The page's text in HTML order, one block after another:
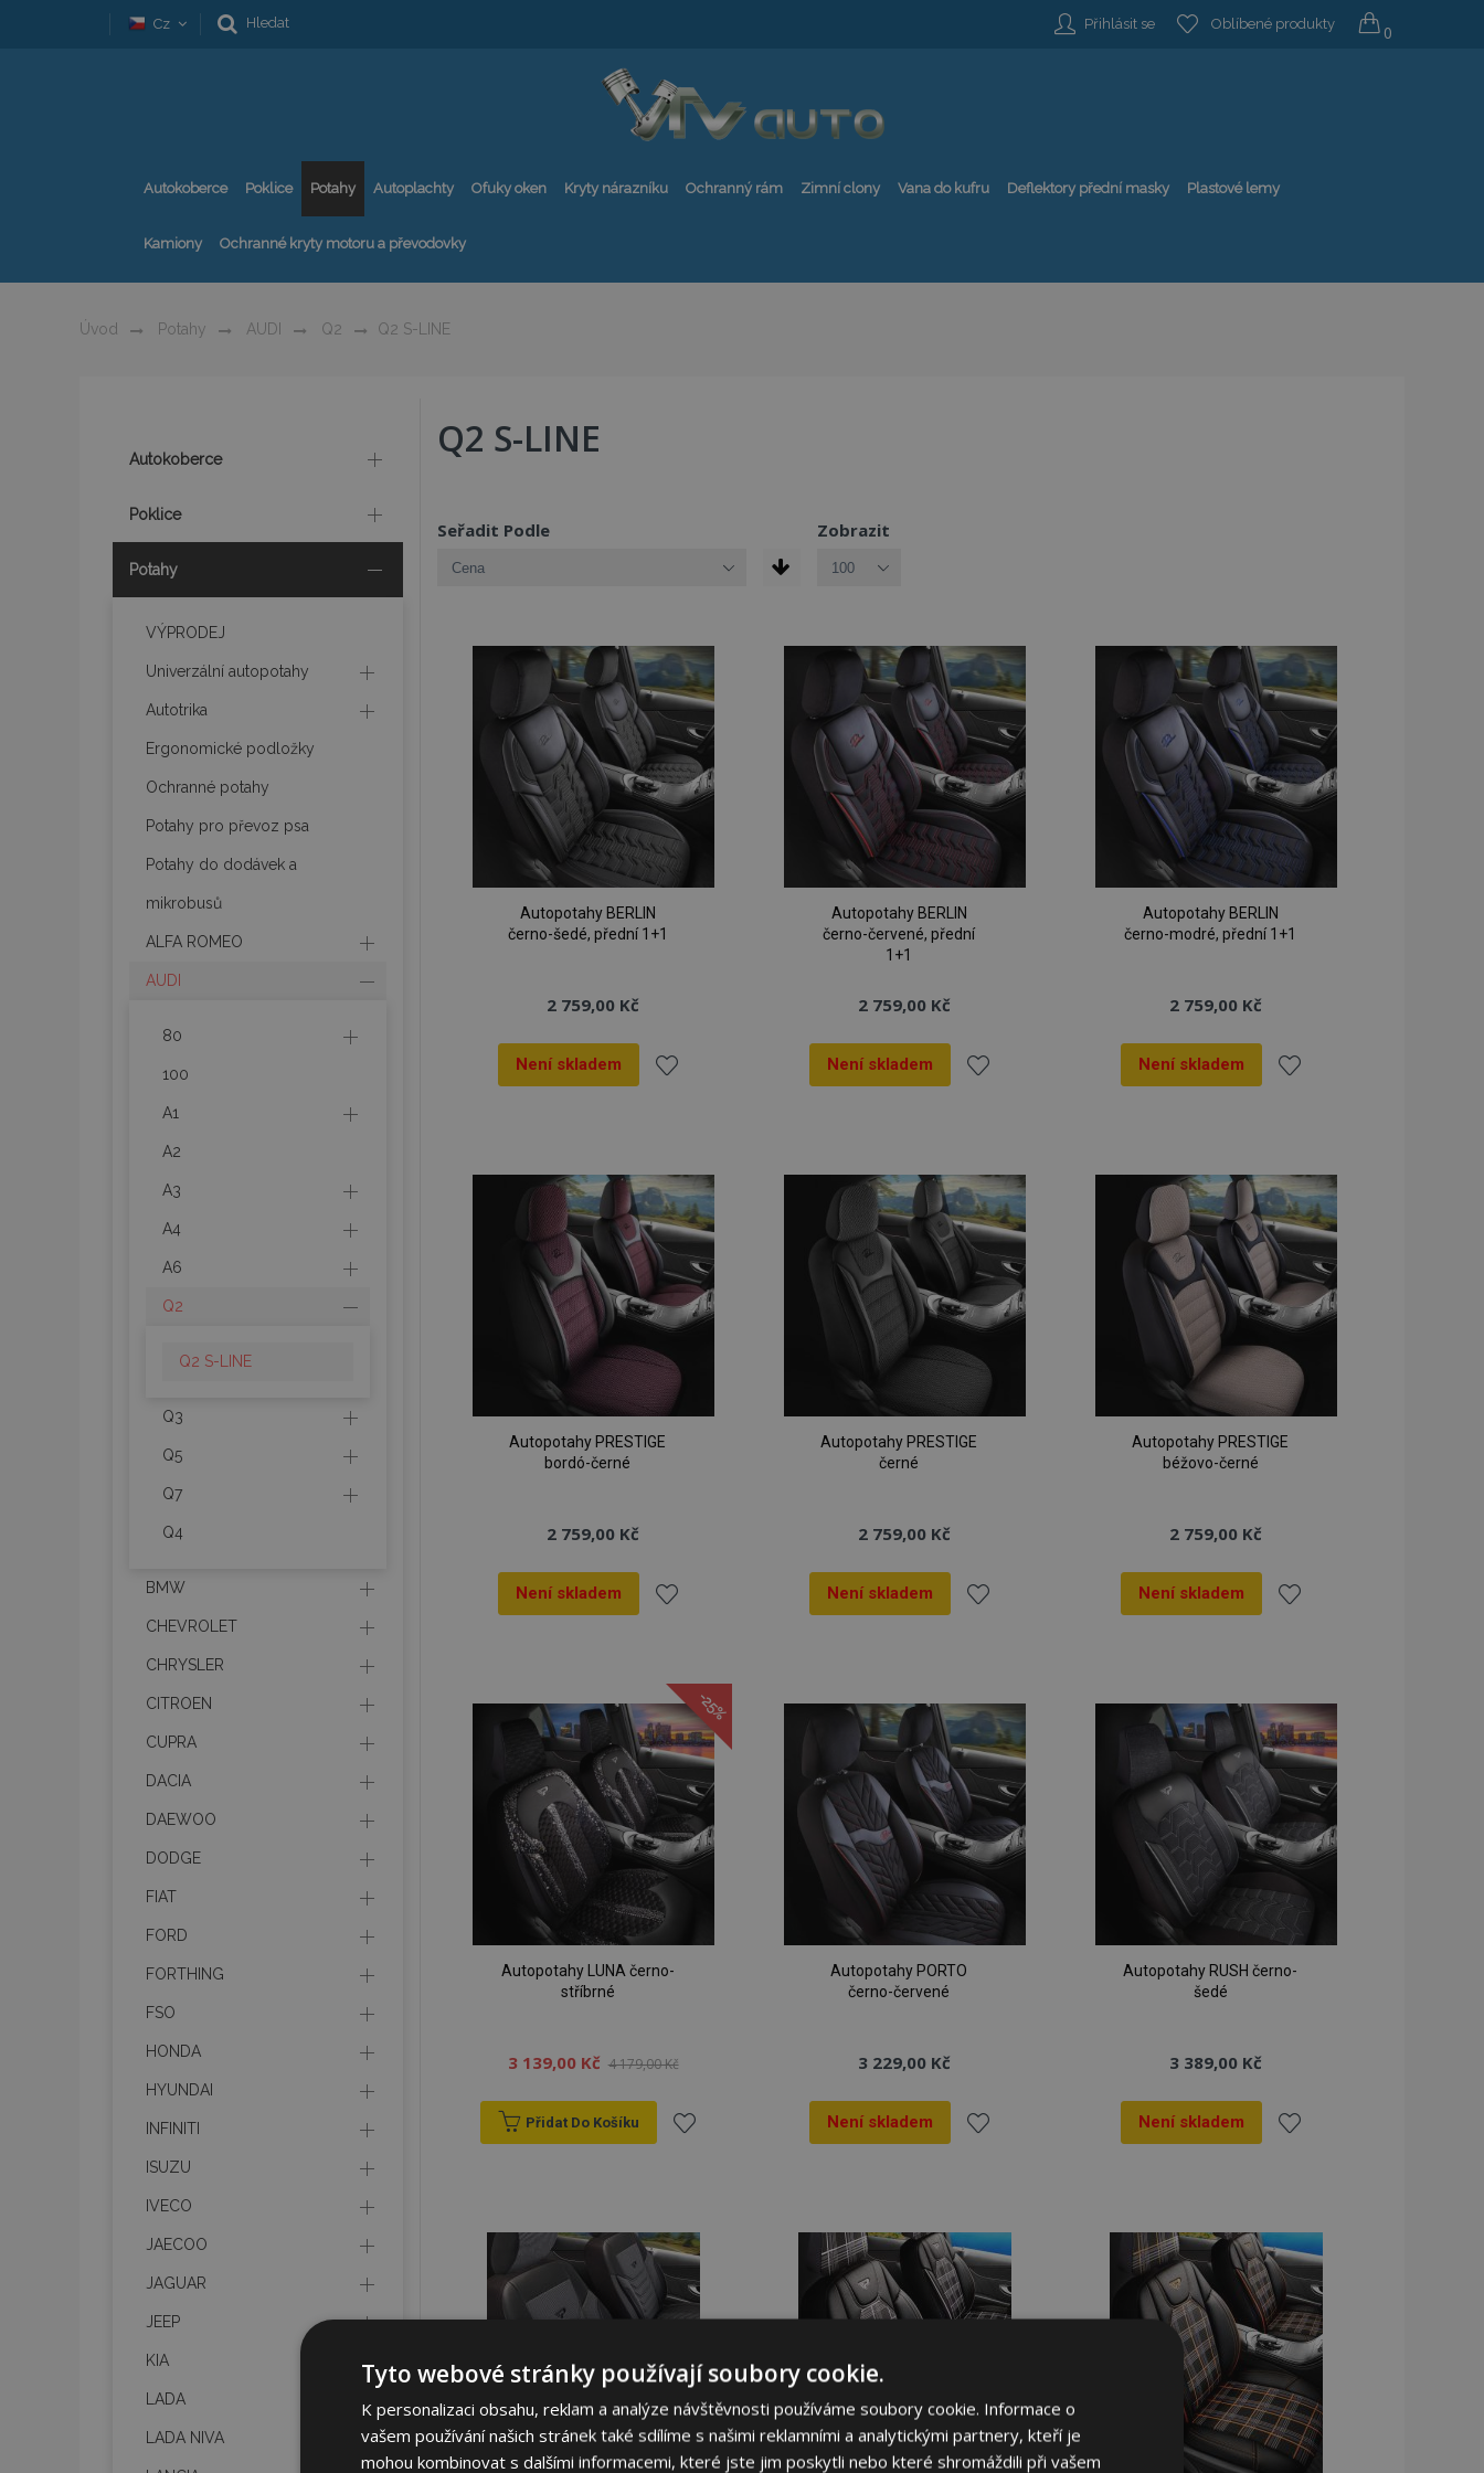
Cz Hledat Přihlásit se Oblíbené produkty 0
Autokoberce Poklice Potahy Autoplachty Ofuky oken Kryty nárazníku Ochranný rám Zimní clony Vana do kufru Deflektory přední masky Plastové lemy
Kamiony Ochranné kryty motoru a převodovky
Úvod Potahy AUDI Q2 Q2 S-LINE
Q2 S-LINE
Seřadit Podle Zobrazit
Autopotahy BERLIN
černo-šedé, přední 1+1
2 759,00 Kč
Není skladem
oblíbeným
Autopotahy BERLIN
černo-červené, přední
1+1
2 759,00 Kč
Není skladem
oblíbeným
Autopotahy BERLIN
černo-modré, přední 1+1
2 759,00 Kč
Není skladem
oblíbeným
Autopotahy PRESTIGE
bordó-černé
2 759,00 Kč
Není skladem
k
oblíbeným
Autopotahy PRESTIGE
černé
2 759,00 Kč
Není skladem
oblíbeným
Autopotahy PRESTIGE
béžovo-černé
2 759,00 Kč
Není skladem
oblíbeným
-25%
Autopotahy LUNA černo-
stříbrné
3 139,00 Kč 4 179,00 Kč
Přidat Do Košíku
oblíbeným
Autopotahy PORTO
černo-červené
3 229,00 Kč
Není skladem
oblíbeným
Autopotahy RUSH černo-
šedé
3 389,00 Kč
Není skladem
oblíbeným
Autokoberce
Poklice
Potahy
VÝPRODEJ
Univerzální autopotahy
Autotrika
Ergonomické podložky
Ochranné potahy
Potahy pro převoz psa
Potahy do dodávek a
mikrobusů
ALFA ROMEO
AUDI
80
100
A1
A2
A3
A4
A6
Q2
Q2 S-LINE
Q3
Q5
Q7
Q4
BMW
CHEVROLET
CHRYSLER
CITROEN
CUPRA
DACIA
DAEWOO
DODGE
FIAT
FORD
FORTHING
FSO
HONDA
HYUNDAI
INFINITI
ISUZU
IVECO
JAECOO
JAGUAR
JEEP
KIA
LADA
LADA NIVA
Tyto webové stránky používají soubory cookie.
K personalizaci obsahu, reklam a analýze návštěvnosti používáme soubory cookie. Informace o
vašem používání našich stránek také sdílíme s našimi reklamními a analytickými partnery, kteří je
mohou kombinovat s dalšími informacemi, které jste jim poskytli nebo které shromáždili při vašem